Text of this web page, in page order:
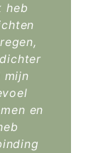
heb
mijn
en